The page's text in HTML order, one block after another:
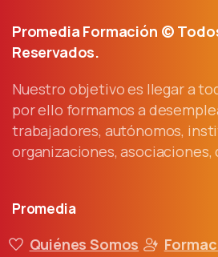
Promedia Formación ©
Reservados.
Nuestro objetivo es llegar a
por ello formamos a
trabajadores, autónomos,
organizaciones,
Promedia
Quiénes Somos